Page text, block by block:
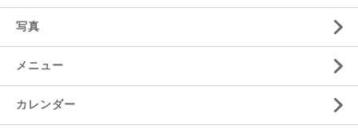
写真
メニュー
カレンダー